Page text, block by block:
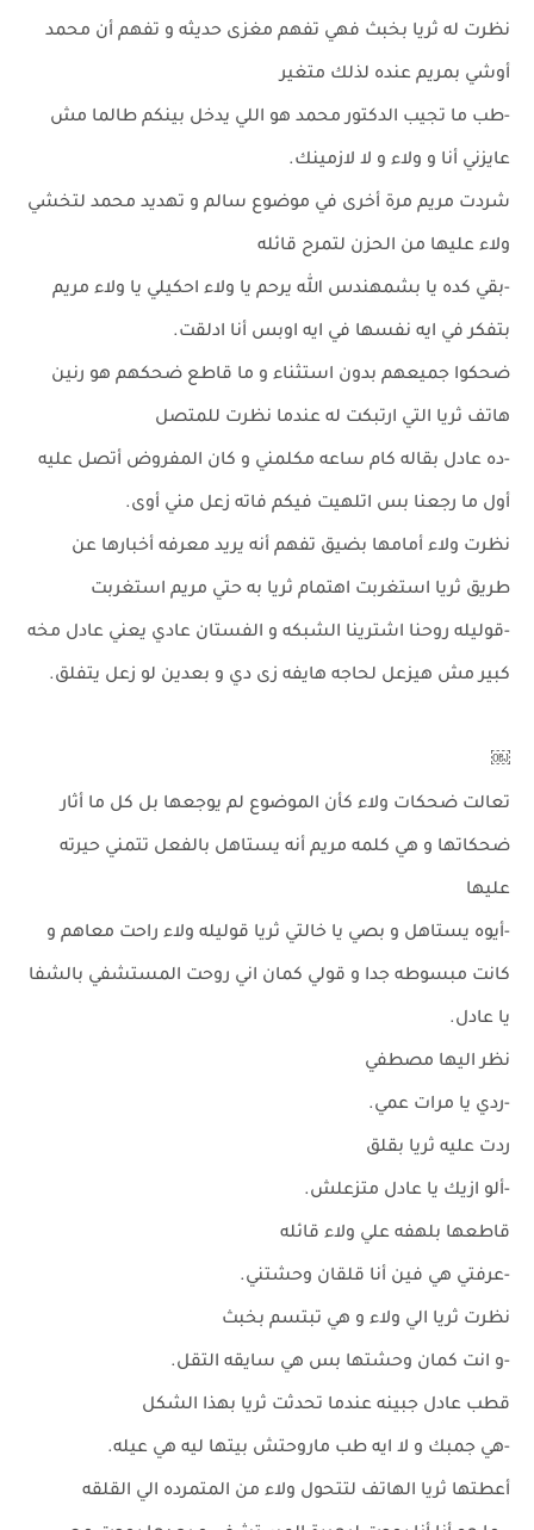
نظرت له ثريا بخبث فهي تفهم مغزى حديثه و تفهم أن محمد
أوشي بمريم عنده لذلك متغير
-طب ما تجيب الدكتور محمد هو اللي يدخل بينكم طالما مش
عايزني أنا و ولاء و لا لازمينك.
شردت مريم مرة أخرى في موضوع سالم و تهديد محمد لتخشي
ولاء عليها من الحزن لتمرح قائله
-بقي كده يا بشمهندس الله يرحم يا ولاء احكيلي يا ولاء مريم
بتفكر في ايه نفسها في ايه اوبس أنا ادلقت.
ضحكوا جميعهم بدون استثناء و ما قاطع ضحكهم هو رنين
هاتف ثريا التي ارتبكت له عندما نظرت للمتصل
-ده عادل بقاله كام ساعه مكلمني و كان المفروض أتصل عليه
أول ما رجعنا بس اتلهيت فيكم فاته زعل مني أوى.
نظرت ولاء أمامها بضيق تفهم أنه يريد معرفه أخبارها عن
طريق ثريا استغربت اهتمام ثريا به حتي مريم استغربت
-قوليله روحنا اشترينا الشبكه و الفستان عادي يعني عادل مخه
كبير مش هيزعل لحاجه هايفه زى دي و بعدين لو زعل يتفلق.
￼
تعالت ضحكات ولاء كأن الموضوع لم يوجعها بل كل ما أثار
ضحكاتها و هي كلمه مريم أنه يستاهل بالفعل تتمني حيرته
عليها
-أيوه يستاهل و بصي يا خالتي ثريا قوليله ولاء راحت معاهم و
كانت مبسوطه جدا و قولي كمان اني روحت المستشفي بالشفا
يا عادل.
نظر اليها مصطفي
-ردي يا مرات عمي.
ردت عليه ثريا بقلق
-ألو ازيك يا عادل متزعلش.
قاطعها بلهفه علي ولاء قائله
-عرفتي هي فين أنا قلقان وحشتني.
نظرت ثريا الي ولاء و هي تبتسم بخبث
-و انت كمان وحشتها بس هي سايقه التقل.
قطب عادل جبينه عندما تحدثت ثريا بهذا الشكل
-هي جمبك و لا ايه طب ماروحتش بيتها ليه هي عيله.
أعطتها ثريا الهاتف لتتحول ولاء من المتمرده الي القلقه